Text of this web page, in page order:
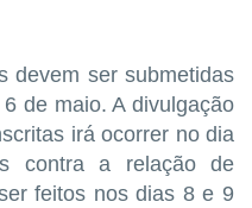
devem ser submetidas
de maio. A divulgação
irá ocorrer no dia
contra a relação de
feitos nos dias 8 e 9